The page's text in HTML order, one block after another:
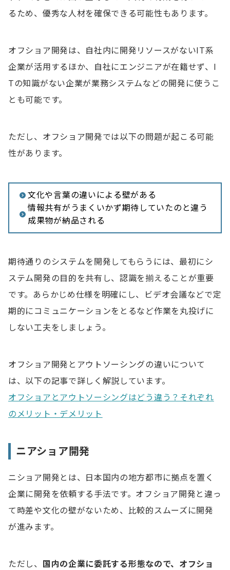
るため、優秀な人材を確保できる可能性もあります。
オフショア開発は、自社内に開発リソースがないIT系
企業が活用するほか、自社にエンジニアが在籍せず、I
Tの知識がない企業が業務システムなどの開発に使うこ
とも可能です。
ただし、オフショア開発では以下の問題が起こる可能
性があります。
文化や言葉の違いによる壁がある
情報共有がうまくいかず期待していたのと違う
成果物が納品される
期待通りのシステムを開発してもらうには、最初にシ
ステム開発の目的を共有し、認識を揃えることが重要
です。あらかじめ仕様を明確にし、ビデオ会議などで定
期的にコミュニケーションをとるなど作業を丸投げに
しない工夫をしましょう。
オフショア開発とアウトソーシングの違いについて
は、以下の記事で詳しく解説しています。
オフショアとアウトソーシングはどう違う？それぞれ
のメリット・デメリット
ニアショア開発
ニショア開発とは、日本国内の地方都市に拠点を置く
企業に開発を依頼する手法です。オフショア開発と違っ
て時差や文化の壁がないため、比較的スムーズに開発
が進みます。
ただし、 国内の企業に委託する形態なので、オフショ